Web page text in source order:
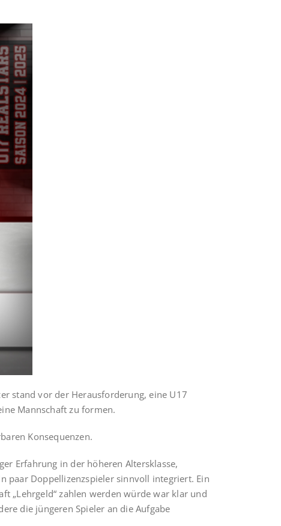
stand vor der Herausforderung, eine U17
Mannschaft zu formen.
Konsequenzen.
Erfahrung in der höheren Altersklasse,
paar Doppellizenzspieler sinnvoll integriert. Ein
„Lehrgeld“ zahlen werden würde war klar und
die jüngeren Spieler an die Aufgabe